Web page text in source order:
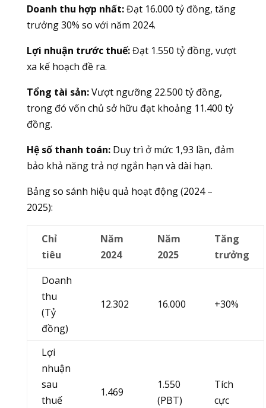
Doanh thu hợp nhất:Đạt 16.000 tỷ đồng, tăng
trưởng 30% so với năm 2024.
Lợi nhuận trước thuế:Đạt 1.550 tỷ đồng, vượt
xa kế hoạch đề ra.
Tổng tài sản:Vượt ngưỡng 22.500 tỷ đồng,
trong đó vốn chủ sở hữu đạt khoảng 11.400 tỷ
đồng.
Hệ số thanh toán:Duy trì ở mức 1,93 lần, đảm
bảo khả năng trả nợ ngắn hạn và dài hạn.
Bảng so sánh hiệu quả hoạt động (2024 –
2025):
Chỉ
tiêu
Năm
2024
Năm
2025
Tăng
trưởng
Doanh
thu
(Tỷ
đồng)
12.302 16.000 +30%
Lợi
nhuận
sau
thuế
1.469
1.550
(PBT)
Tích
cực